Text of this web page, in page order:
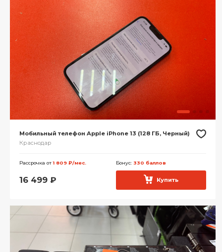
Мобильный телефон Apple iPhone 13 (128 ГБ, Черный)
Краснодар
Рассрочка от1 809 ₽/мес. Бонус: 330 баллов
16 499 ₽ Купить